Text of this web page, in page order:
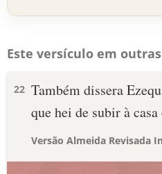
Este versículo em
22 Também dissera
que hei de subir à
Versão Almeida Revisada